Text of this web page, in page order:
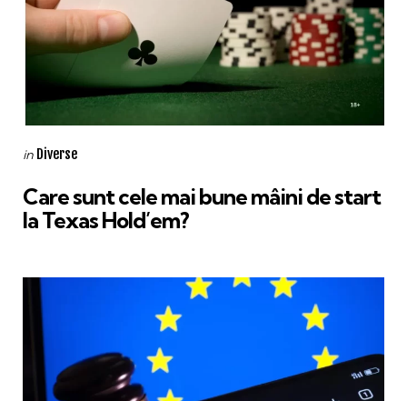
Categories
Posted
in Diverse
Care sunt cele mai bune mâini de start
la Texas Hold’em?